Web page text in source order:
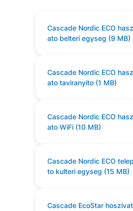
Cascade Nordic ECO
ato belteri egyseg (9 MB)
Cascade Nordic ECO
ato taviranyito (1 MB)
Cascade Nordic ECO
ato WiFi (10 MB)
Cascade Nordic ECO
to kulteri egyseg (15 MB)
Cascade EcoStar